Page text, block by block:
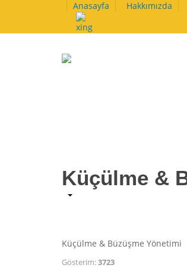
Anasayfa Hakkımızda
Küçülme &
Küçülme & Büzüşme Yönetimi
Gösterim:3723